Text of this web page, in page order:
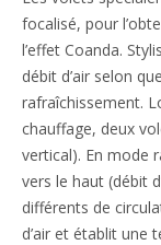
focalisé, pour
l’effet Coanda.
débit d’air selon
rafraîchissement.
chauffage, deux
vertical). En mode
vers le haut (débit
différents de
d’air et établit une